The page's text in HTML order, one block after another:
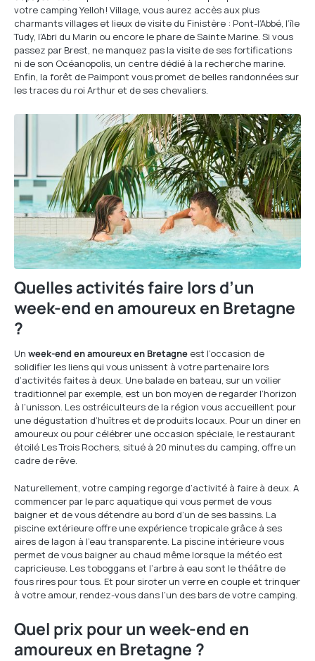
votre camping Yelloh! Village, vous aurez accès aux plus
charmants villages et lieux de visite du Finistère : Pont-l’Abbé, l’île
Tudy, l’Abri du Marin ou encore le phare de Sainte Marine. Si vous
passez par Brest, ne manquez pas la visite de ses fortifications
ni de son Océanopolis, un centre dédié à la recherche marine.
Enfin, la forêt de Paimpont vous promet de belles randonnées sur
les traces du roi Arthur et de ses chevaliers.
Quelles activités faire lors d’un
week-end en amoureux en Bretagne
?
Un week-end en amoureux en Bretagne est l’occasion de
solidifier les liens qui vous unissent à votre partenaire lors
d’activités faites à deux. Une balade en bateau, sur un voilier
traditionnel par exemple, est un bon moyen de regarder l’horizon
à l’unisson. Les ostréiculteurs de la région vous accueillent pour
une dégustation d’huîtres et de produits locaux. Pour un diner en
amoureux ou pour célébrer une occasion spéciale, le restaurant
étoilé Les Trois Rochers, situé à 20 minutes du camping, offre un
cadre de rêve.
Naturellement, votre camping regorge d’activité à faire à deux. A
commencer par le parc aquatique qui vous permet de vous
baigner et de vous détendre au bord d’un de ses bassins. La
piscine extérieure offre une expérience tropicale grâce à ses
aires de lagon à l’eau transparente. La piscine intérieure vous
permet de vous baigner au chaud même lorsque la météo est
capricieuse. Les toboggans et l’arbre à eau sont le théâtre de
fous rires pour tous. Et pour siroter un verre en couple et trinquer
à votre amour, rendez-vous dans l’un des bars de votre camping.
Quel prix pour un week-end en
amoureux en Bretagne ?